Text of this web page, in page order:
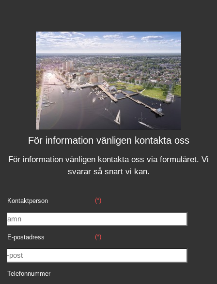
För information vänligen kontakta oss
För information vänligen kontakta oss via formuläret. Vi
svararså snart vi kan.
Kontaktperson (*)
E-postadress (*)
Telefonnummer